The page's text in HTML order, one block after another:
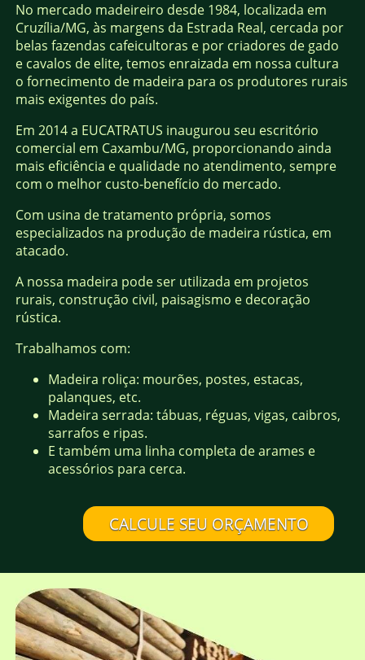
No mercado madeireiro desde 1984, localizada em
Cruzília/MG, às margens da Estrada Real, cercada por
belas fazendas cafeicultoras e por criadores de gado
e cavalos de elite, temos enraizada em nossa cultura
o fornecimento de madeira para os produtores rurais
mais exigentes do país.
Em 2014 a EUCATRATUS inaugurou seu escritório
comercial em Caxambu/MG, proporcionando ainda
mais eficiência e qualidade no atendimento, sempre
com o melhor custo-benefício do mercado.
Com usina de tratamento própria, somos
especializados na produção de madeira rústica, em
atacado.
A nossa madeira pode ser utilizada em projetos
rurais, construção civil, paisagismo e decoração
rústica.
Trabalhamos com:
Madeira roliça: mourões, postes, estacas,
palanques, etc.
Madeira serrada: tábuas, réguas, vigas, caibros,
sarrafos e ripas.
E também uma linha completa de arames e
acessórios para cerca.
CALCULE SEU ORÇAMENTO